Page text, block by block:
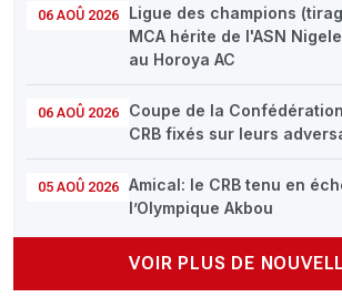
06 AOÛ 2026
Ligue des champions
MCA hérite de l'ASN
au Horoya AC
06 AOÛ 2026
Coupe de la Confédération
CRB fixés sur leurs
05 AOÛ 2026
Amical: le CRB tenu en
l’Olympique Akbou
VOIR PLUS DE